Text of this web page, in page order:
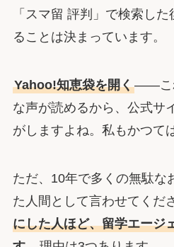
「スマ留 評判」で検索し
ることは決まっています。
Yahoo!知恵袋を開く――こ
な声が読めるから、公式サ
がしますよね。私もかつて
ただ、10年で多くの無駄な
た人間として言わせてくだ
にした人ほど、留学エージ